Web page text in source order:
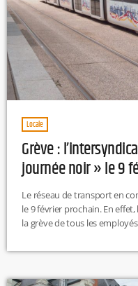
Locale
Grève :
journée noir » le 9
Le réseau de transport en
le 9 février prochain. En
la grève de tous les
Les entreprises de transport
Les Verts (EELV). Le projet